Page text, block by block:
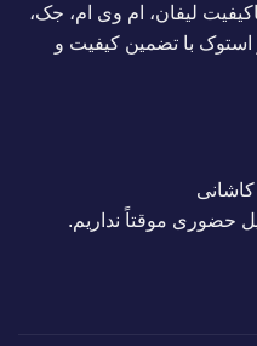
لیفان، ام وی ام، جک،
استوک با تضمین کیفیت و
کاشانی
حضوری موقتاً نداریم.